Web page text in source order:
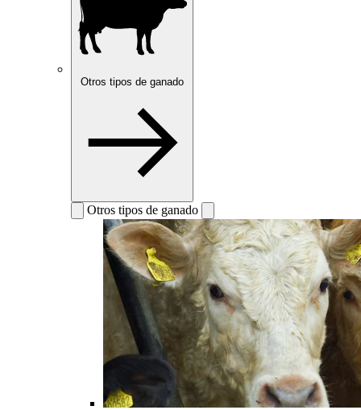
Otros tipos de ganado
Otros tipos de ganado